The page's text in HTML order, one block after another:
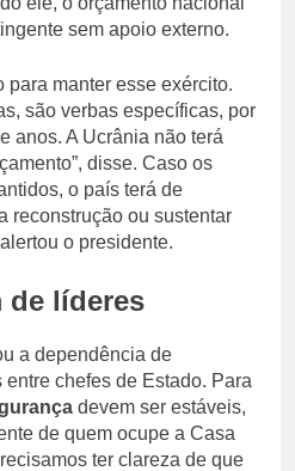
sem apoio externo.
para manter esse exército.
são verbas específicas, por
anos. A Ucrânia não terá
disse. Caso os
o país terá de
reconstrução ou sustentar
o presidente.
de líderes
a dependência de
chefes de Estado. Para
devem ser estáveis,
de quem ocupe a Casa
ter clareza de que